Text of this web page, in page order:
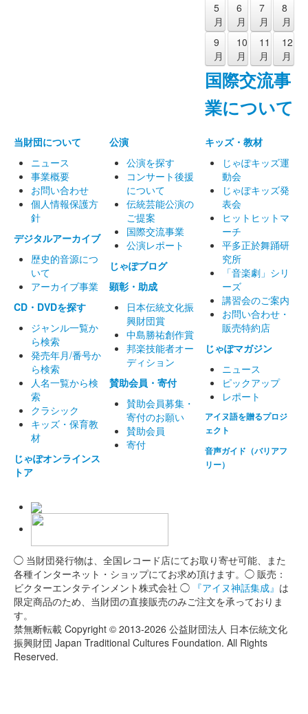
5
月
6
月
7
月
8
月
9
月
10
月
11
月
12
月
国際交流事
業について
当財団について
ニュース
事業概要
お問い合わせ
個人情報保護方
針
デジタルアーカイブ
歴史的音源につ
いて
アーカイブ事業
CD・DVDを探す
ジャンル一覧か
ら検索
発売年月/番号か
ら検索
人名一覧から検
索
クラシック
キッズ・保育教
材
じゃぽオンラインス
トア
公演
公演を探す
コンサート後援
について
伝統芸能公演の
ご提案
国際交流事業
公演レポート
じゃぽブログ
顕彰・助成
日本伝統文化振
興財団賞
中島勝祐創作賞
邦楽技能者オー
ディション
賛助会員・寄付
賛助会員募集・
寄付のお願い
賛助会員
寄付
キッズ・教材
じゃぽキッズ運
動会
じゃぽキッズ発
表会
ヒットヒットマ
ーチ
平多正於舞踊研
究所
「音楽劇」シリ
ーズ
講習会のご案内
お問い合わせ・
販売特約店
じゃぽマガジン
ニュース
ピックアップ
レポート
アイヌ語を贈るプロジ
ェクト
音声ガイド（バリアフ
リー）
◯ 当財団発行物は、全国レコード店にてお取り寄せ可能、また
各種インターネット・ショップにてお求め頂けます。◯ 販売：
ビクターエンタテインメント株式会社 ◯ 『アイヌ神話集成』 は
限定商品のため、当財団の直接販売のみご注文を承っておりま
す。
禁無断転載 Copyright © 2013-2026 公益財団法人 日本伝統文化
振興財団 Japan Traditional Cultures Foundation. All Rights
Reserved.